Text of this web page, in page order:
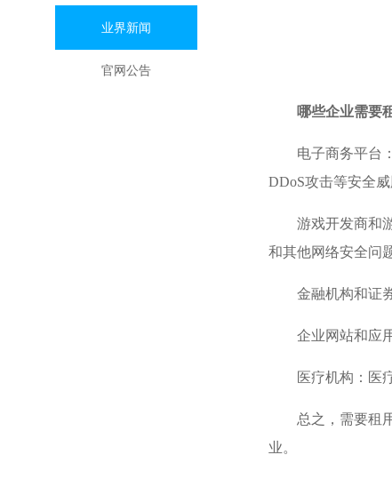
业界新闻
官网公告
哪些企业需要
电子商务平台
DDoS攻击等安全威
游戏开发商和
和其他网络安全问
金融机构和证
企业网站和应
医疗机构：医
总之，需要租
业。